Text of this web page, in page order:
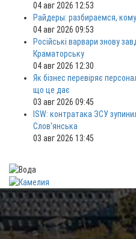
04 авг 2026 12:53
Райдеры: разбираемся,
04 авг 2026 09:53
Російські варвари знову
Краматорську
04 авг 2026 12:30
Як бізнес перевіряє
що це дає
03 авг 2026 09:45
ISW: контратака ЗСУ
Слов'янська
03 авг 2026 13:45